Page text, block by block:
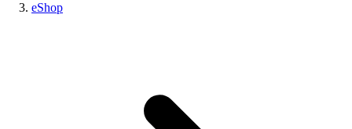
eShop